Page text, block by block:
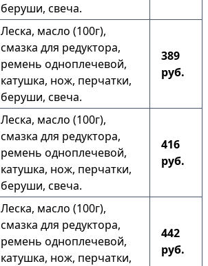
беруши, свеча.
Леска, масло (100г),
смазка для редуктора,
ремень одноплечевой,
катушка, нож, перчатки,
беруши, свеча.
389
руб.
Леска, масло (100г),
смазка для редуктора,
ремень одноплечевой,
катушка, нож, перчатки,
беруши, свеча.
416
руб.
Леска, масло (100г),
смазка для редуктора,
ремень одноплечевой,
катушка, нож, перчатки,
442
руб.